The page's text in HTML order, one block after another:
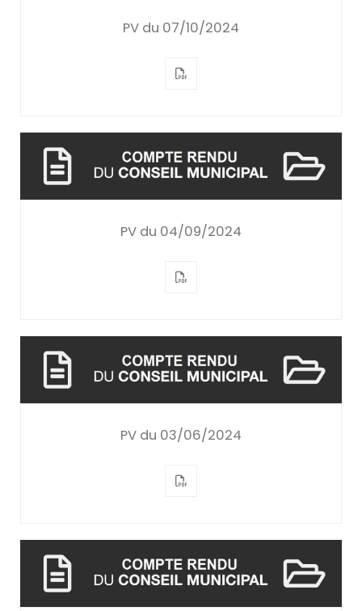
PV du 07/10/2024
PV du 04/09/2024
PV du 03/06/2024